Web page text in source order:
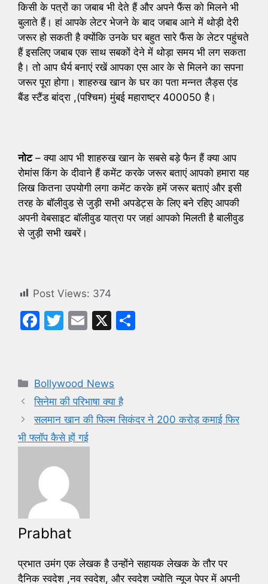
किसी के पत्रों का जबाब भी देते हैं और अपने फैंस को मिलने भी
बुलाते हैं। हां आपके लेटर भेजने के बाद जबाब आने में थोड़ी देरी
जरूर हो सकती है क्योंकि उनके घर बहुत सारे फैंस के लेटर पहुंचते
हैं इसलिए जबाब एक साथ सबकों देने में थोड़ा समय भी लग सकता
है। तो आप धैर्य बनाएं रखें आपका एस आर के से मिलने का सपना
जरूर पूरा होगा। शाहरुख खान के घर का पता मन्नत लैड्स एंड
बैंड स्टैंड बांद्रा ,(पश्चिम) मुंबई महाराष्ट्र 400050 है।
नोट– क्या आप भी शाहरुख खान के सबसे बड़े फैन हैं क्या आप
रोमांस किंग के दीवाने हैं कमेंट करके जरूर बताएं आपको हमारा यह
लिख कितना उपयोगी लगा कमेंट करके हमें जरूर बताएं और इसी
तरह के बॉलीवुड से जुड़ी सभी अपडेट्स के लिए बने रहिए आपकी
अपनी वेबसाइट बॉलीवुड यात्रा पर जहां आपको मिलती है बालीवुड
से जुड़ी सभी खबरें।
Post Views: 374
F
e
b
o
o
k
T
er
E
l
X
Categories
Bollywood News
सिनेमा की परिभाषा क्या है
सलमान खान की फिल्म सिकंदर ने 200 करोड़ कमाई फिर
भी फ्लॉप कैसे हों गई
Prabhat
प्रभात उमंग एक लेखक है उन्होंने सहायक लेखक के तौर पर
दैनिक स्वदेश ,नव स्वदेश, और स्वदेश ज्योति न्यूज पेपर में अपनी